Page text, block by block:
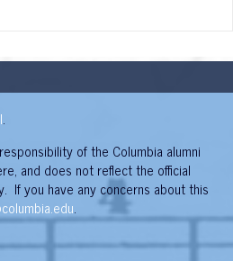
.
of the Columbia alumni
and does not reflect the official
If you have any concerns about this
.